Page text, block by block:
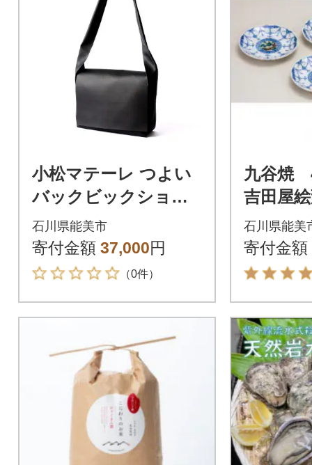
小松マテーレ つよい
バックビックショル
ダー#2
石川県能美市
寄付金額 37,000円
（0件）
九谷焼
吉田屋
ト)
石川県能美
寄付金額